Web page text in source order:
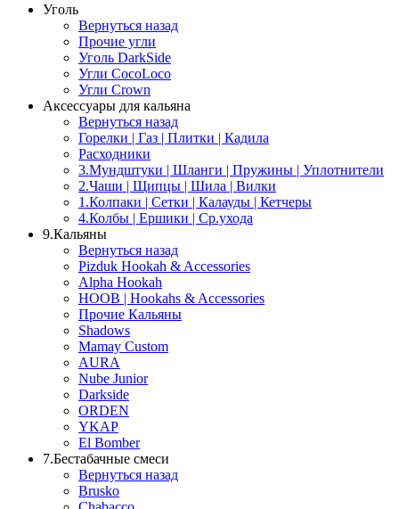
Уголь
Вернуться назад
Прочие угли
Уголь DarkSide
Угли CocoLoco
Угли Crown
Аксессуары для кальяна
Вернуться назад
Горелки | Газ | Плитки | Кадила
Расходники
3.Мундштуки | Шланги | Пружины | Уплотнители
2.Чаши | Щипцы | Шила | Вилки
1.Колпаки | Сетки | Калауды | Кетчеры
4.Колбы | Ершики | Cр.ухода
9.Кальяны
Вернуться назад
Pizduk Hookah & Accessories
Alpha Hookah
HOOB | Hookahs & Accessories
Прочие Кальяны
Shadows
Mamay Custom
AURA
Nube Junior
Darkside
ORDEN
YKAP
El Bomber
7.Бестабачные смеси
Вернуться назад
Brusko